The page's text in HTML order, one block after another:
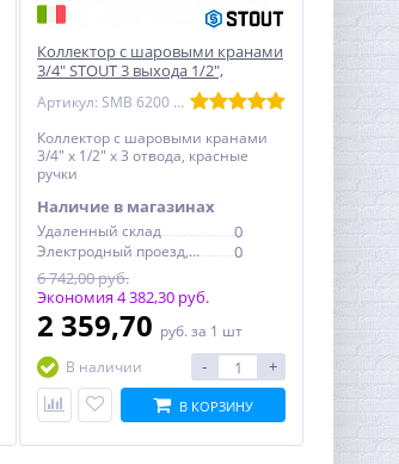
Коллектор с шаровыми кранами
3/4" STOUT 3 выхода 1/2",
Артикул: SMB 6200 341203
Коллектор с шаровыми кранами
3/4" х 1/2" х 3 отвода, красные
ручки
Наличие в магазинах
Удаленный склад 0
Электродный проезд, 6с1
0
6 742,00 руб.
Экономия 4 382,30 руб.
2 359,70 руб. за 1 шт
В наличии
- +
В КОРЗИНУ